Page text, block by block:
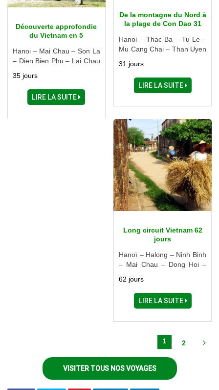
De la montagne du Nord à
la plage de Con Dao 31
Hanoi – Thac Ba – Tu Le –
Mu Cang Chai – Than Uyen
– Halong – Ninh Binh – Hue
– Danang – Hoi An – Nha
Trang – Ben Tre - My Tho –
Tho – Con Dao - Saigon
31 jours
LIRE LA SUITE
Découverte approfondie
du Vietnam en 5
Hanoi – Mai Chau – Son La
– Dien Bien Phu – Lai Chau
Bang – Ba Be – Thai
Nguyen – Halong – Ninh
Binh – Hue – Danang – Hoi
Tho – Saigon – Can Tho –
35 jours
LIRE LA SUITE
Long circuit Vietnam 62
jours
Hanoï – Halong – Ninh Binh
– Mai Chau – Dong Hoi –
– Danang – Hoi An – Quang
Ngai – Quy Nhon – Nha
Trang – Dalat – Dong Nai –
– Tra Vinh – Can Tho – Soc
62 jours
LIRE LA SUITE
1 2
VISITER TOUS NOS VOYAGES